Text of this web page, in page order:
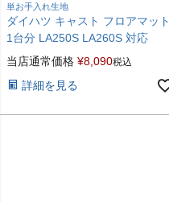
単お手入れ生地
ダイハツ キャスト フロアマット
1台分 LA250S LA260S 対応
当店通常価格 ¥8,090税込
詳細を見る